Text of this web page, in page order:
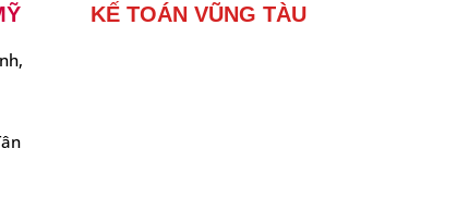
KẾ TOÁN VŨNG TÀU